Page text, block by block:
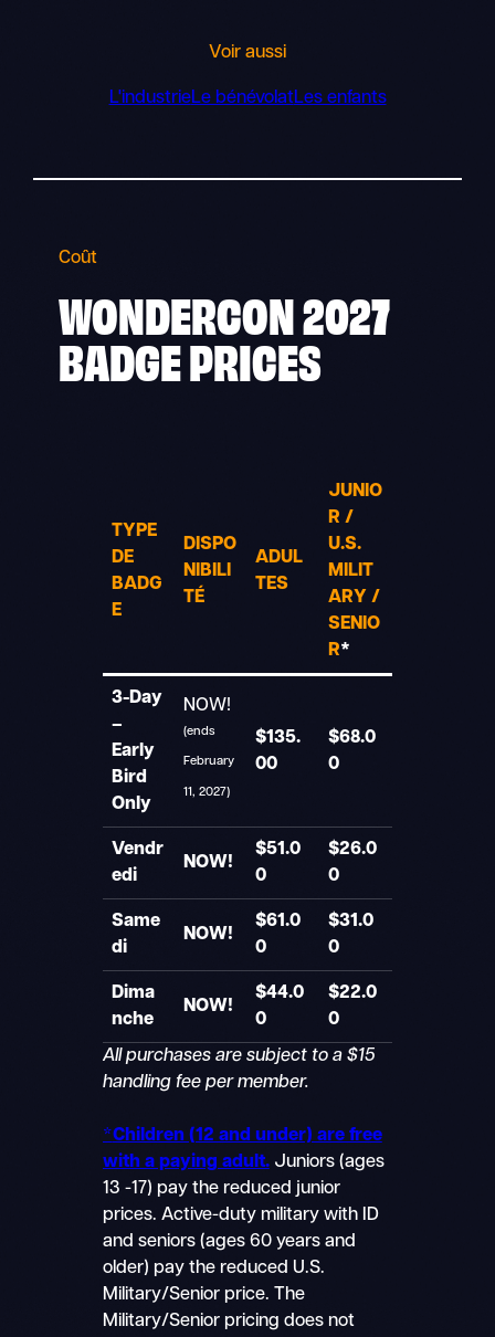
Voir aussi
L'industrieLe bénévolatLes enfants
Coût
WONDERCON 2027
BADGE PRICES
TYPE
DE
BADG
E
DISPO
NIBILI
TÉ
ADUL
TES
JUNIO
R /
U.S.
MILIT
ARY /
SENIO
R*
3-Day
–
Early
Bird
Only
NOW!
(ends
February
11, 2027)
$135.
00
$68.0
0
Vendr
edi
NOW!
$51.0
0
$26.0
0
Same
di
NOW!
$61.0
0
$31.0
0
Dima
nche
NOW!
$44.0
0
$22.0
0
All purchases are subject to a $15
handling fee per member.
*Children (12 and under) are free
with a paying adult. Juniors (ages
13 -17) pay the reduced junior
prices. Active-duty military with ID
and seniors (ages 60 years and
older) pay the reduced U.S.
Military/Senior price. The
Military/Senior pricing does not